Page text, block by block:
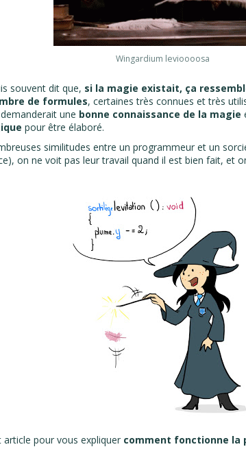
Wingardium levioooosa
souvent dit que, si la magie existait, ça
de formules, certaines très connues et très
une bonne connaissance de la magie
pour être élaboré.
similitudes entre un programmeur et un
on ne voit pas leur travail quand il est bien fait, et
article pour vous expliquer comment fonctionne la